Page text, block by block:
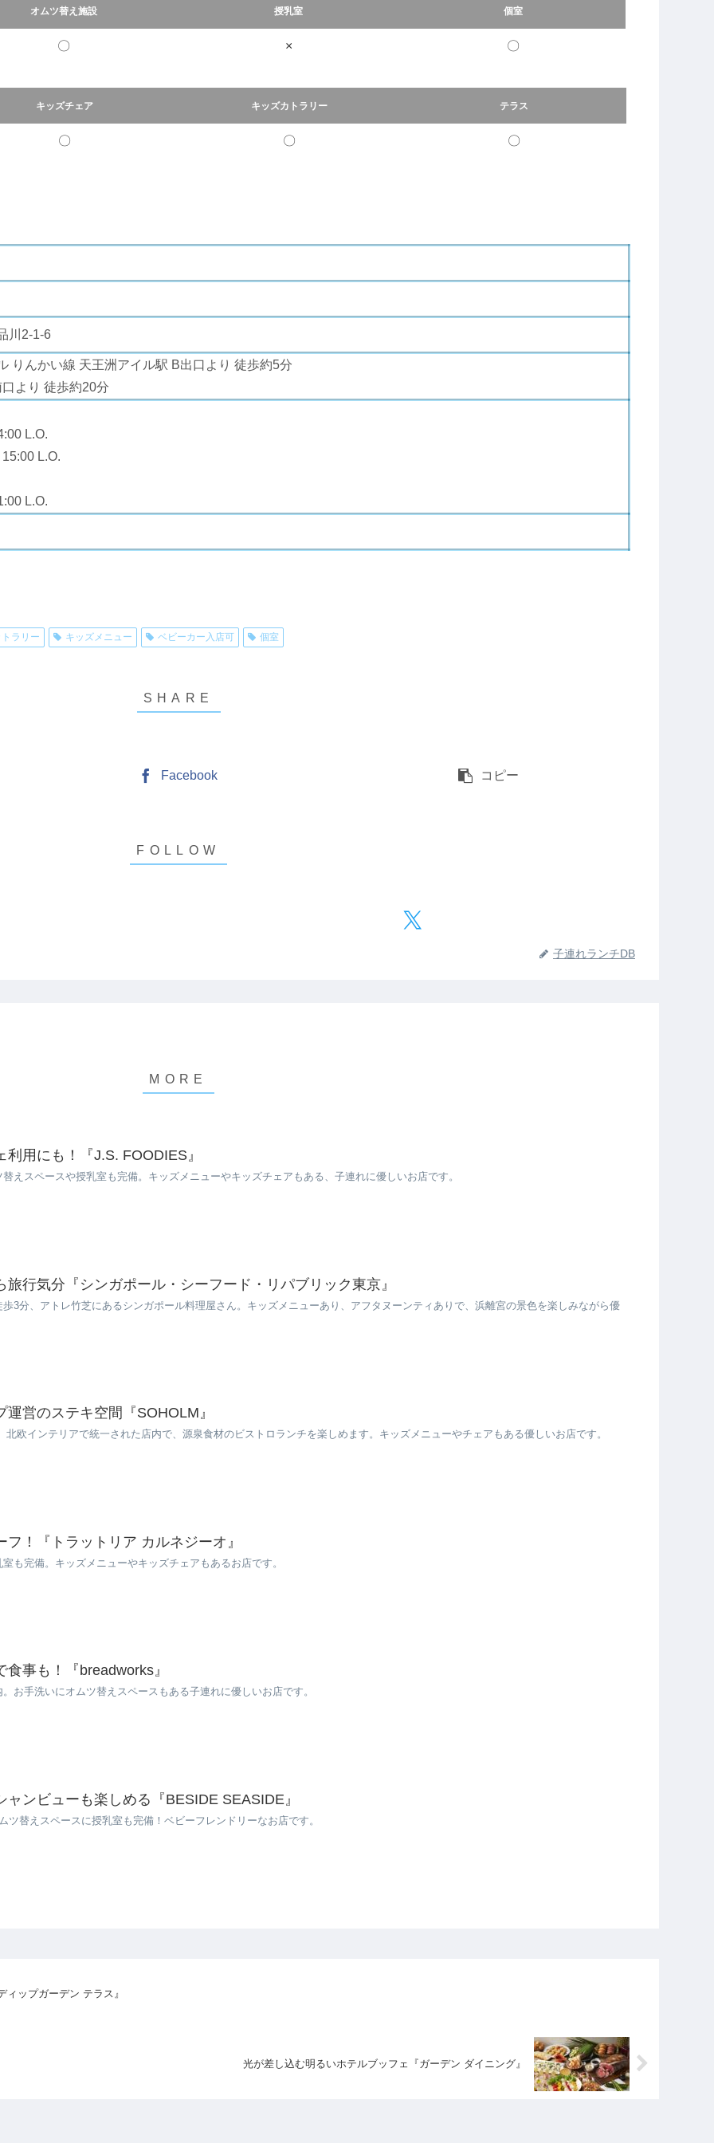
オムツ替え施設 授乳室 個室
〇 × 〇
キッズチェア キッズカトラリー テラス
〇 〇 〇
川2-1-6
りんかい線 天王洲アイル駅 B出口より 徒歩約5分
より 徒歩約20分
L.O.
L.O.
L.O.
ラリー キッズメニュー ベビーカー入店可 個室
Facebook コピー
子連れランチDB
用にも！『J.S. FOODIES』
えスペースや授乳室も完備。キッズメニューやキッズチェアもある、子連れに優しいお店です。
旅行気分『シンガポール・シーフード・リパブリック東京』
3分、アトレ竹芝にあるシンガポール料理屋さん。キッズメニューあり、アフタヌーンティありで、浜離宮の景色を楽しみながら優
営のステキ空間『SOHOLM』
北欧インテリアで統一された店内で、源泉食材のビストロランチを楽しめます。キッズメニューやチェアもある優しいお店です。
！『トラットリア カルネジーオ』
も完備。キッズメニューやキッズチェアもあるお店です。
事も！『breadworks』
お手洗いにオムツ替えスペースもある子連れに優しいお店です。
ンビューも楽しめる『BESIDE SEASIDE』
ツ替えスペースに授乳室も完備！ベビーフレンドリーなお店です。
ップガーデン テラス』
光が差し込む明るいホテルブッフェ『ガーデン ダイニング』